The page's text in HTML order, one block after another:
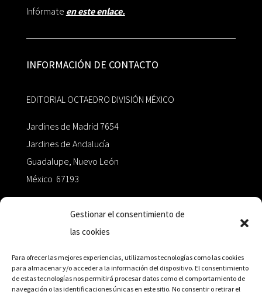
Gestionar el consentimiento de
las cookies
Para ofrecer las mejores experiencias, utilizamos tecnologías como las cookies
para almacenar y/o acceder a la información del dispositivo. El consentimiento
de estas tecnologías nos permitirá procesar datos como el comportamiento de
navegación o las identificaciones únicas en este sitio. No consentir o retirar el
Infórmate en este enlace.
INFORMACIÓN DE CONTACTO
EDITORIAL OCTAEDRO DIVISIÓN MÉXICO
Jardines de Madrid 7654
Jardines de Andalucía
Guadalupe, Nuevo León
México 67193
+52 811.499.5638
RED DE DISTRIBUCIÓN